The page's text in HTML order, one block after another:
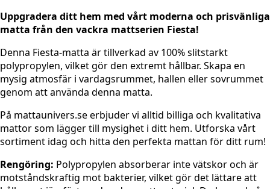
Uppgradera ditt hem med vårt moderna och prisvänliga
matta från den vackra mattserien Fiesta!
Denna Fiesta-matta är tillverkad av 100% slitstarkt
polypropylen, vilket gör den extremt hållbar. Skapa en
mysig atmosfär i vardagsrummet, hallen eller sovrummet
genom att använda denna matta.
På mattaunivers.se erbjuder vi alltid billiga och kvalitativa
mattor som lägger till mysighet i ditt hem. Utforska vårt
sortiment idag och hitta den perfekta mattan för ditt rum!
Rengöring: Polypropylen absorberar inte vätskor och är
motståndskraftig mot bakterier, vilket gör det lättare att